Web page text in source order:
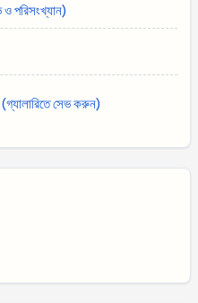
পরিসংখ্যান)
সেভ করুন)